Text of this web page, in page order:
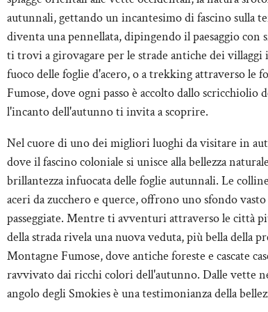
autunnali, gettando un incantesimo di fascino sulla
diventa una pennellata, dipingendo il paesaggio con
ti trovi a girovagare per le strade antiche dei
fuoco delle foglie d'acero, o a trekking attraverso le
Fumose, dove ogni passo è accolto dallo
l'incanto dell'autunno ti invita a scoprire.
Nel cuore di uno dei migliori luoghi da visitare in
dove il fascino coloniale si unisce alla bellezza
brillantezza infuocata delle foglie autunnali. Le
aceri da zucchero e querce, offrono uno sfondo
passeggiate. Mentre ti avventuri attraverso le città
della strada rivela una nuova veduta, più bella della
Montagne Fumose, dove antiche foreste e cascate
ravvivato dai ricchi colori dell'autunno. Dalle vette
angolo degli Smokies è una testimonianza della